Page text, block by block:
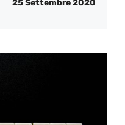
25 Settembre 2020